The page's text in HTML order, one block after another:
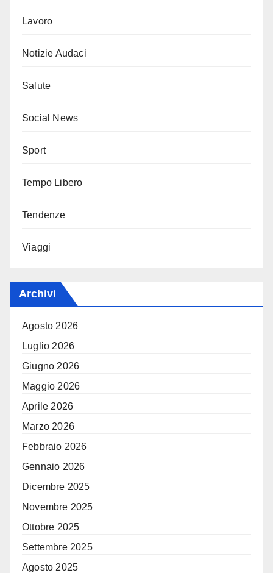
Lavoro
Notizie Audaci
Salute
Social News
Sport
Tempo Libero
Tendenze
Viaggi
Archivi
Agosto 2026
Luglio 2026
Giugno 2026
Maggio 2026
Aprile 2026
Marzo 2026
Febbraio 2026
Gennaio 2026
Dicembre 2025
Novembre 2025
Ottobre 2025
Settembre 2025
Agosto 2025